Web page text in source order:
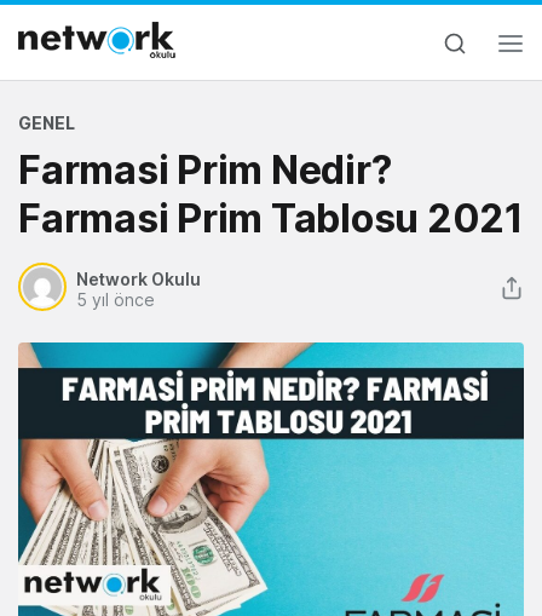
GENEL
Farmasi Prim Nedir?
Farmasi Prim Tablosu 2021
Network Okulu
5 yıl önce